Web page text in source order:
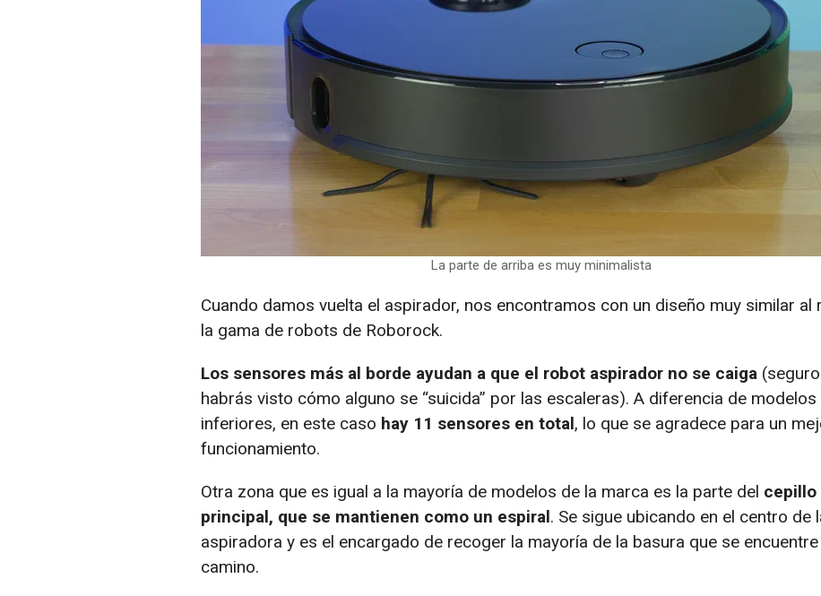
La parte de arriba es muy minimalista
Cuando damos vuelta el aspirador, nos encontramos con un diseño muy similar al
la gama de robots de Roborock.
Los sensores más al borde ayudan a que el robot aspirador no se caiga
habrás visto cómo alguno se “suicida” por las escaleras). A diferencia de modelos
inferiores, en este caso hay 11 sensores en total, lo que se agradece para un
funcionamiento.
Otra zona que es igual a la mayoría de modelos de la marca es la parte del cepillo
principal, que se mantienen como un espiral. Se sigue ubicando en el centro de
aspiradora y es el encargado de recoger la mayoría de la basura que se
camino.